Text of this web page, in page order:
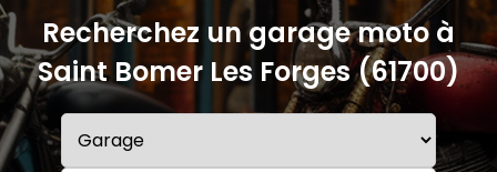
Recherchez un garage moto à
Saint Bomer Les Forges (61700)